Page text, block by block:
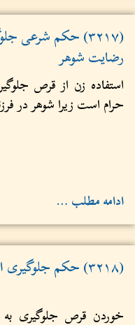
(۳۲۱۷) حکم شرعی
رضایت شوهر
استفاده زن از قرص
حرام است زیرا شوهر در
ادامه مطلب …
(۳۲۱۸) حكم جلوگیری از بارداری به دلیل شرایط اقتصادی
خوردن قرص جلوگیری